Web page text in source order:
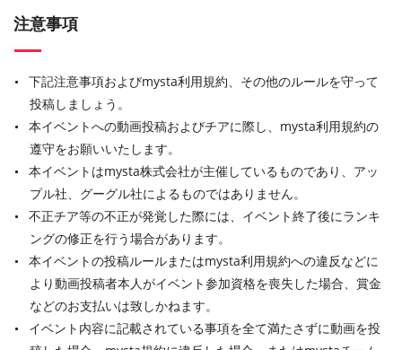
注意事項
下記注意事項およびmysta利用規約、その他のルールを守って
投稿しましょう。
本イベントへの動画投稿およびチアに際し、mysta利用規約の
遵守をお願いいたします。
本イベントはmysta株式会社が主催しているものであり、アッ
プル社、グーグル社によるものではありません。
不正チア等の不正が発覚した際には、イベント終了後にランキ
ングの修正を行う場合があります。
本イベントの投稿ルールまたはmysta利用規約への違反などに
より動画投稿者本人がイベント参加資格を喪失した場合、賞金
などのお支払いは致しかねます。
イベント内容に記載されている事項を全て満たさずに動画を投